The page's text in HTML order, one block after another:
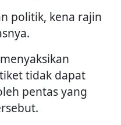
politik, kena rajin
tidak dapat
pentas yang